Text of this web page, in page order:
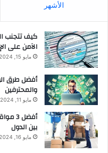
الأشهر
كيف تتجنب
الآمن على
مايو 15, 2024
أفضل طرق
والمحترفين
مايو 11, 2024
أفضل
بين الدول
مايو 16, 2024